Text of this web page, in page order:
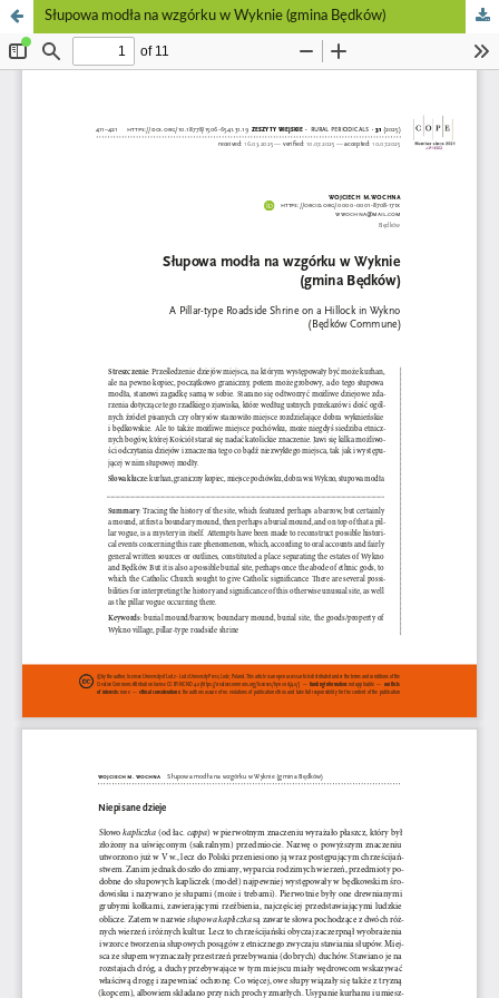
Słupowa modła na wzgórku w Wyknie (gmina Będków)